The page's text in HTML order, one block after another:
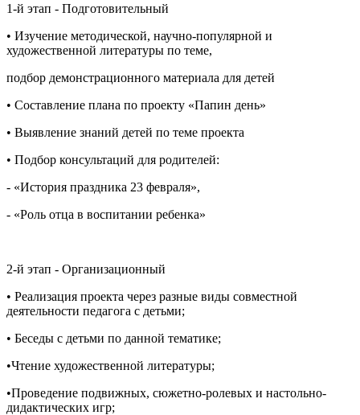
1-й этап - Подготовительный
• Изучение методической, научно-популярной и
художественной литературы по теме,
подбор демонстрационного материала для детей
• Составление плана по проекту «Папин день»
• Выявление знаний детей по теме проекта
• Подбор консультаций для родителей:
- «История праздника 23 февраля»,
- «Роль отца в воспитании ребенка»
2-й этап - Организационный
• Реализация проекта через разные виды совместной
деятельности педагога с детьми;
• Беседы с детьми по данной тематике;
•Чтение художественной литературы;
•Проведение подвижных, сюжетно-ролевых и настольно-
дидактических игр;